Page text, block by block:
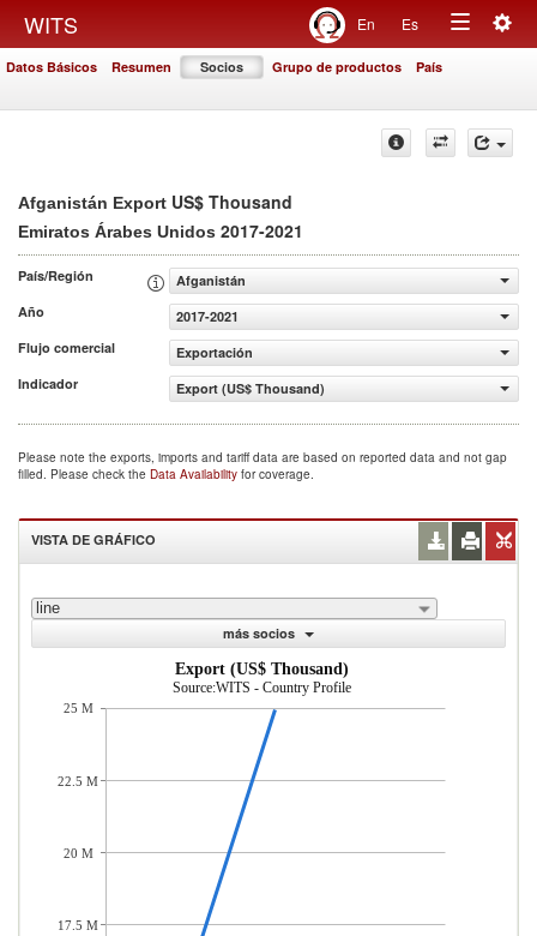
WITS En Es
Toggle
Datos Básicos Resumen Socios Grupo de productos País
Afganistán Export US$ Thousand
Emiratos Árabes Unidos 2017-2021
País/Región
Afganistán
Año
2017-2021
Flujo comercial
Exportación
Indicador
Export (US$ Thousand)
Please note the exports, imports and tariff data are based on reported data and not gap
filled. Please check the Data Availability for coverage.
VISTA DE GRÁFICO
line
más socios
Export (US$ Thousand)
Source:WITS - Country Profile
25 M
22.5 M
20 M
17.5 M